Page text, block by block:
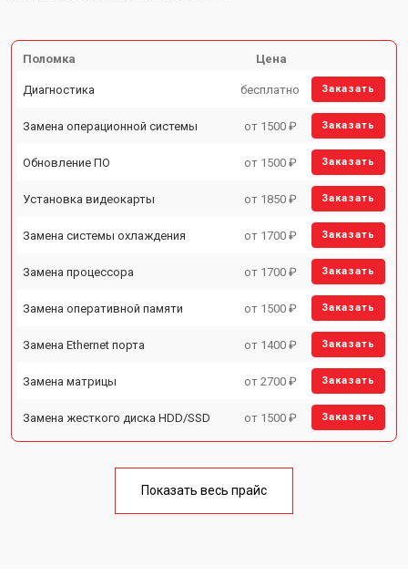
Поломка Цена
Диагностика бесплатно Заказать
Замена операционной системы от 1500 ₽ Заказать
Обновление ПО от 1500 ₽ Заказать
Установка видеокарты от 1850 ₽ Заказать
Замена системы охлаждения от 1700 ₽ Заказать
Замена процессора от 1700 ₽ Заказать
Замена оперативной памяти от 1500 ₽ Заказать
Замена Ethernet порта от 1400 ₽ Заказать
Замена матрицы от 2700 ₽ Заказать
Замена жесткого диска HDD/SSD от 1500 ₽ Заказать
Показать весь прайс